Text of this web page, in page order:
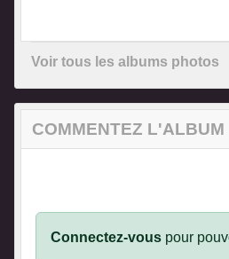
Voir tous les albums photos
COMMENTEZ L'ALBUM
Connectez-vous pour